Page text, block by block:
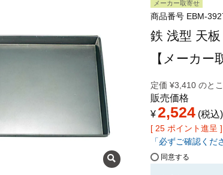
メーカー取寄せ
商品番号 EBM-
鉄 浅型 天
【メーカー
定価 ¥3,410 のと
販売価格
¥2,524 税込
[ 25 ポイント進呈 ]
「必ずご確認くだ
同意する